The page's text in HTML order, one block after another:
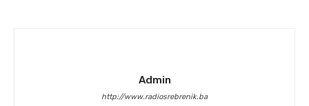
Admin
http://www.radiosrebrenik.ba